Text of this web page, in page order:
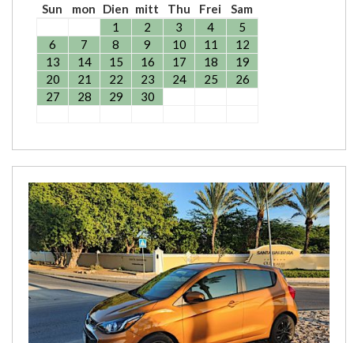
Sun
mon Dien mitt Thu Frei
Sam
1
2 3 4
5
6
7 8 9 10 11
12
13
14 15 16 17 18
19
20
21 22 23 24 25
26
27
28 29 30